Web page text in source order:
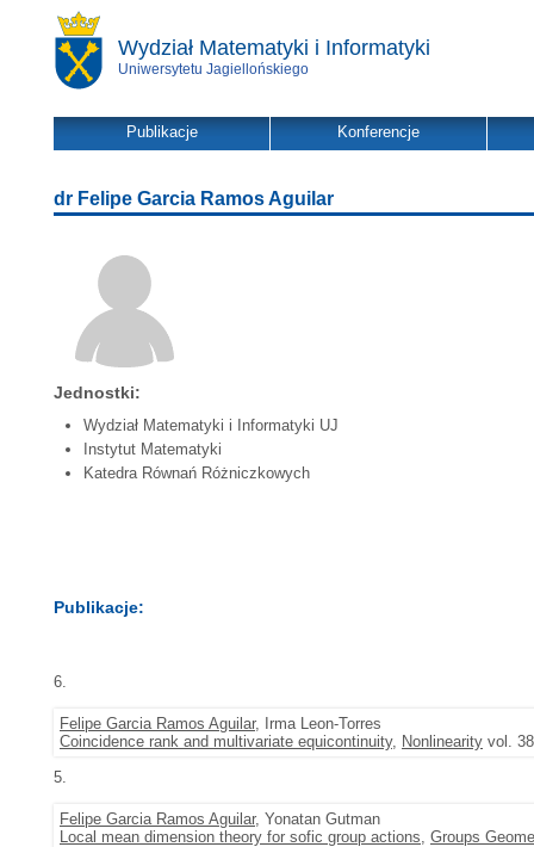
Wydział Matematyki i Informatyki
Uniwersytetu Jagiellońskiego
Publikacje Konferencje
dr Felipe Garcia Ramos Aguilar
Jednostki:
Wydział Matematyki i Informatyki UJ
Instytut Matematyki
Katedra Równań Różniczkowych
Publikacje:
6.
Felipe Garcia Ramos Aguilar, Irma Leon-Torres
Coincidence rank and multivariate equicontinuity, Nonlinearity vol.
5.
Felipe Garcia Ramos Aguilar, Yonatan Gutman
Local mean dimension theory for sofic group actions, Groups